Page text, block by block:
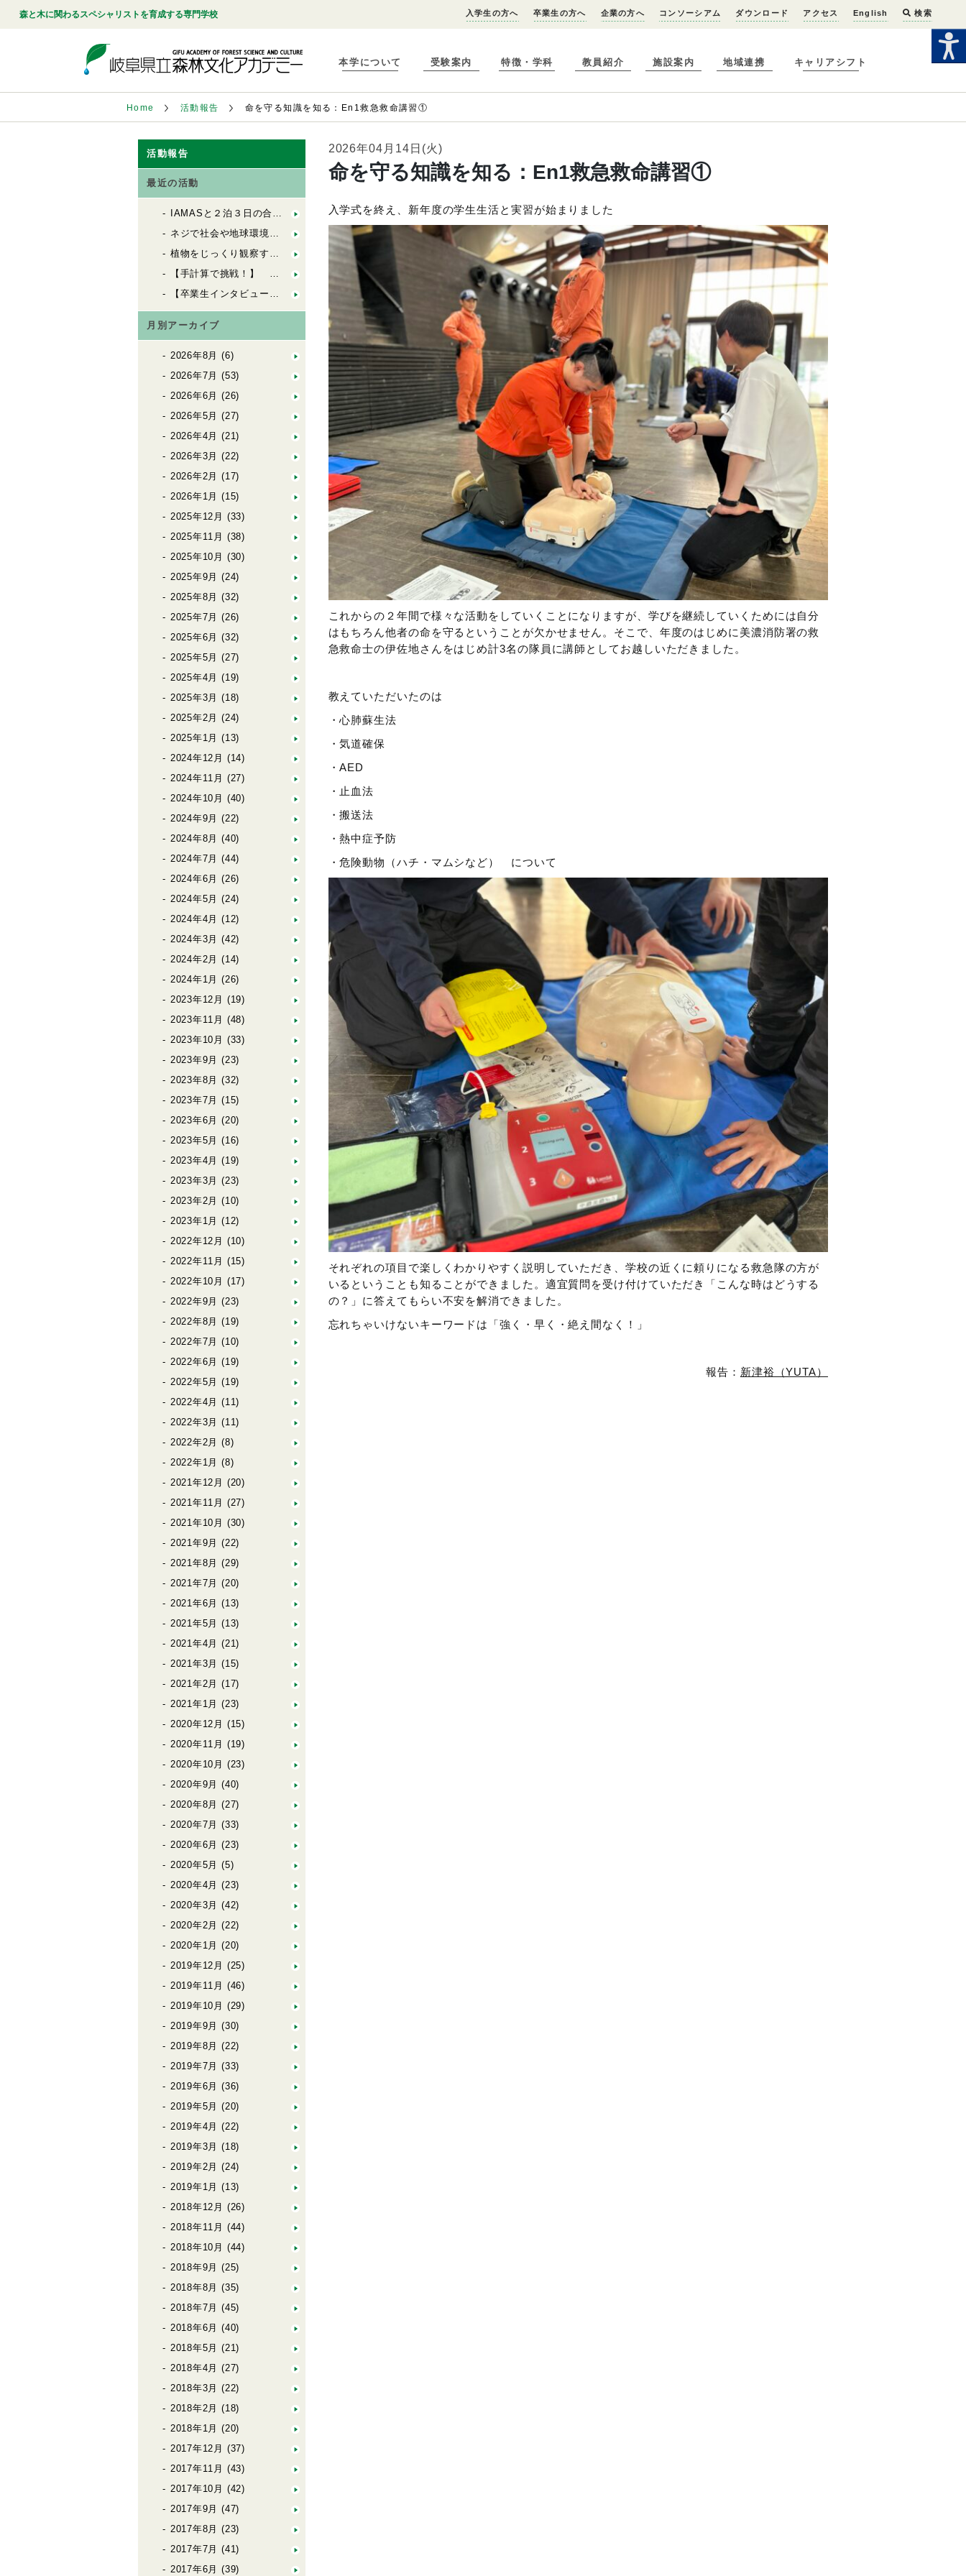
森と木に関わるスペシャリストを育成する専門学校 入学生の方へ 卒業生の方へ 企業の方へ コンソーシアム ダウンロード アクセス English 検索
本学について 受験案内 特徴・学科 教員紹介 施設案内 地域連携 キャリアシフト
Home 活動報告 命を守る知識を知る：En1救急救命講習①
活動報告
最近の活動
IAMASと２泊３日の合同合宿！「FbSのためのデザインキャンプ」
ネジで社会や地球環境を良くする会社「シネジックさん」視察
植物をじっくり観察する「植物観察の基礎」
【手計算で挑戦！】 木造の許容応力度計算（２）
【卒業生インタビュー】 ６歳から100歳までの居場所を創る
月別アーカイブ
2026年8月 (6)
2026年7月 (53)
2026年6月 (26)
2026年5月 (27)
2026年4月 (21)
2026年3月 (22)
2026年2月 (17)
2026年1月 (15)
2025年12月 (33)
2025年11月 (38)
2025年10月 (30)
2025年9月 (24)
2025年8月 (32)
2025年7月 (26)
2025年6月 (32)
2025年5月 (27)
2025年4月 (19)
2025年3月 (18)
2025年2月 (24)
2025年1月 (13)
2024年12月 (14)
2024年11月 (27)
2024年10月 (40)
2024年9月 (22)
2024年8月 (40)
2024年7月 (44)
2024年6月 (26)
2024年5月 (24)
2024年4月 (12)
2024年3月 (42)
2024年2月 (14)
2024年1月 (26)
2023年12月 (19)
2023年11月 (48)
2023年10月 (33)
2023年9月 (23)
2023年8月 (32)
2023年7月 (15)
2023年6月 (20)
2023年5月 (16)
2023年4月 (19)
2023年3月 (23)
2023年2月 (10)
2023年1月 (12)
2022年12月 (10)
2022年11月 (15)
2022年10月 (17)
2022年9月 (23)
2022年8月 (19)
2022年7月 (10)
2022年6月 (19)
2022年5月 (19)
2022年4月 (11)
2022年3月 (11)
2022年2月 (8)
2022年1月 (8)
2021年12月 (20)
2021年11月 (27)
2021年10月 (30)
2021年9月 (22)
2021年8月 (29)
2021年7月 (20)
2021年6月 (13)
2021年5月 (13)
2021年4月 (21)
2021年3月 (15)
2021年2月 (17)
2021年1月 (23)
2020年12月 (15)
2020年11月 (19)
2020年10月 (23)
2020年9月 (40)
2020年8月 (27)
2020年7月 (33)
2020年6月 (23)
2020年5月 (5)
2020年4月 (23)
2020年3月 (42)
2020年2月 (22)
2020年1月 (20)
2019年12月 (25)
2019年11月 (46)
2019年10月 (29)
2019年9月 (30)
2019年8月 (22)
2019年7月 (33)
2019年6月 (36)
2019年5月 (20)
2019年4月 (22)
2019年3月 (18)
2019年2月 (24)
2019年1月 (13)
2018年12月 (26)
2018年11月 (44)
2018年10月 (44)
2018年9月 (25)
2018年8月 (35)
2018年7月 (45)
2018年6月 (40)
2018年5月 (21)
2018年4月 (27)
2018年3月 (22)
2018年2月 (18)
2018年1月 (20)
2017年12月 (37)
2017年11月 (43)
2017年10月 (42)
2017年9月 (47)
2017年8月 (23)
2017年7月 (41)
2017年6月 (39)
2026年04月14日(火)
命を守る知識を知る：En1救急救命講習①
入学式を終え、新年度の学生生活と実習が始まりました
これからの２年間で様々な活動をしていくことになりますが、学びを継続していくためには自分
はもちろん他者の命を守るということが欠かせません。そこで、年度のはじめに美濃消防署の救
急救命士の伊佐地さんをはじめ計3名の隊員に講師としてお越しいただきました。
教えていただいたのは
・心肺蘇生法
・気道確保
・AED
・止血法
・搬送法
・熱中症予防
・危険動物（ハチ・マムシなど） について
それぞれの項目で楽しくわかりやすく説明していただき、学校の近くに頼りになる救急隊の方が
いるということも知ることができました。適宜質問を受け付けていただき「こんな時はどうする
の？」に答えてもらい不安を解消できました。
忘れちゃいけないキーワードは「強く・早く・絶え間なく！」
報告： 新津裕（YUTA）